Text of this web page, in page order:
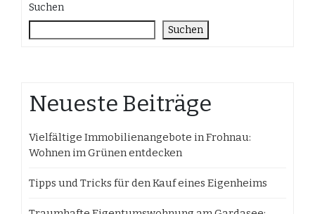
Suchen
Suchen
Neueste Beiträge
Vielfältige Immobilienangebote in Frohnau:
Wohnen im Grünen entdecken
Tipps und Tricks für den Kauf eines Eigenheims